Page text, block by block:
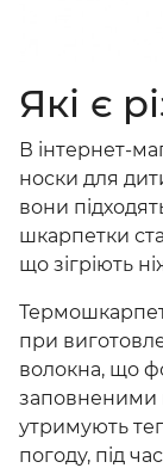
Які є
В інтернет-
носки для
вони
шкарпетки
що зігріють
при
волокна, що
заповненими
утримують
погоду, під